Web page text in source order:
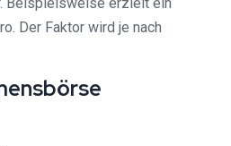
Der Faktor wird je nach